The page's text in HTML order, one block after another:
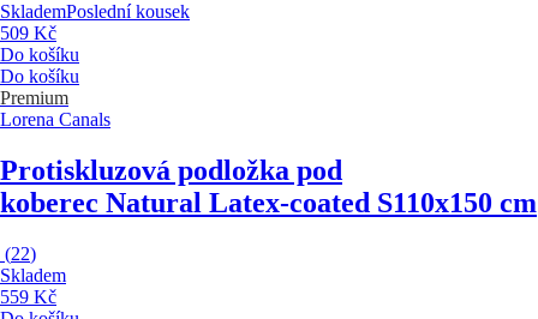
SklademPoslední kousek
509 Kč
Do košíku
Do košíku
Premium
Lorena Canals
Protiskluzová podložka pod
koberec Natural Latex-coated S110x150 cm
(22)
Skladem
559 Kč